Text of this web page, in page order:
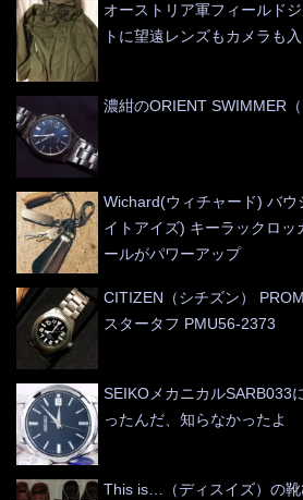
オーストリア軍フィールド
トに望遠レンズもカメラも
濃紺のORIENT SWIMMER
Wichard(ウィチャード) バ
イトアイズ) キーラックロッ
ールがパワーアップ
CITIZEN（シチズン）
スタータフ PMU56-2373
SEIKOメカニカルSARB033
ったんだ、知らなかったよ
This is…（ディスイズ）の靴